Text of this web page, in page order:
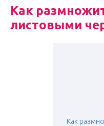
Как
листовыми
Как